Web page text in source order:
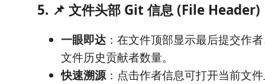
5. 📌 文件头部 Git 信息 (File Header)
一眼即达 ：在文件顶部显示最后提交作
文件历史贡献者数量。
快速溯源：点击作者信息可打开当前文